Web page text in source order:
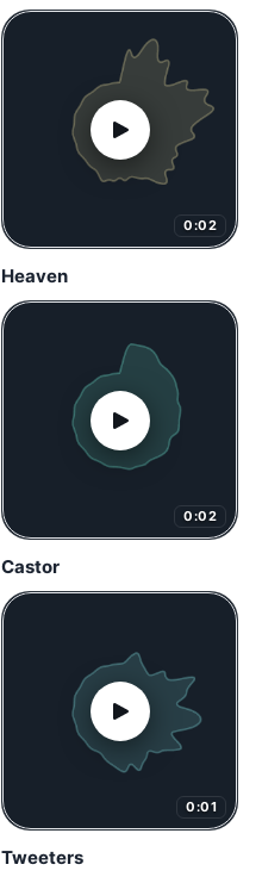
0:02
Heaven
0:02
Castor
0:01
Tweeters